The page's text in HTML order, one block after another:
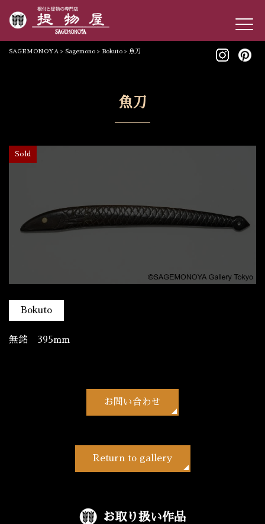
SAGEMONOYA > Sagemono > Bokuto > 魚刀
魚刀
Sold
Bokuto
無銘 395mm
お問い合わせ
Return to gallery
お取り扱い作品